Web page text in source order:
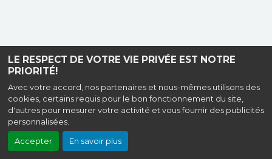
LE RESPECT DE VOTRE VIE PRIVÉE EST NOTRE
PRIORITÉ!
Avec votre accord, nos partenaires et nous-mêmes utilisons des
cookies, certains requis pour le bon fonctionnement du site,
d'autres pour mesurer votre activité et vous fournir des publicités
personnalisées.
Accepter En savoir plus